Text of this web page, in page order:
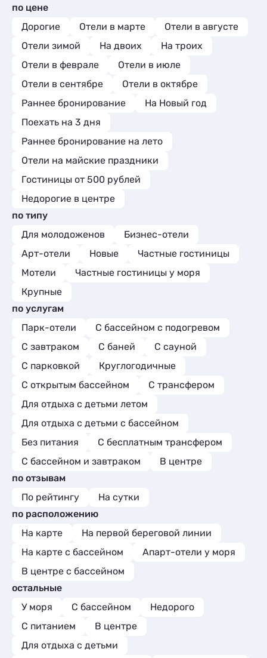
Эллинги
Апартаменты
Мини-отели
Апартаменты
по цене
Дорогие
Отели в марте
Отели в августе
Отели зимой
На двоих
На троих
Отели в феврале
Отели в июле
Отели в сентябре
Отели в октябре
Раннее бронирование
На Новый год
Поехать на 3 дня
Раннее бронирование на лето
Отели на майские праздники
Гостиницы от 500 рублей
Недорогие в центре
по типу
Для молодоженов
Бизнес-отели
Арт-отели
Новые
Частные гостиницы
Мотели
Частные гостиницы у моря
Крупные
по услугам
Парк-отели
С бассейном с подогревом
С завтраком
С баней
С сауной
С парковкой
Круглогодичные
С открытым бассейном
С трансфером
Для отдыха с детьми летом
Для отдыха с детьми с бассейном
Без питания
С бесплатным трансфером
С бассейном и завтраком
В центре
по отзывам
По рейтингу
На сутки
по расположению
На карте
На первой береговой линии
На карте с бассейном
Апарт-отели у моря
В центре с бассейном
остальные
У моря
С бассейном
Недорого
С питанием
В центре
Для отдыха с детьми